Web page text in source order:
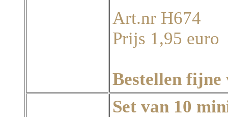
Art.nr H674
Prijs 1,95 euro
Bestellen
Set van 10